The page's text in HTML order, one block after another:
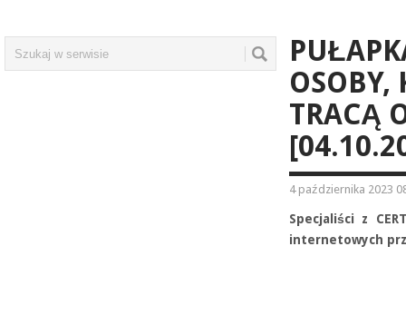
OSOBY,
TRACĄ
4 października 2023
Specjaliści z
internetowych